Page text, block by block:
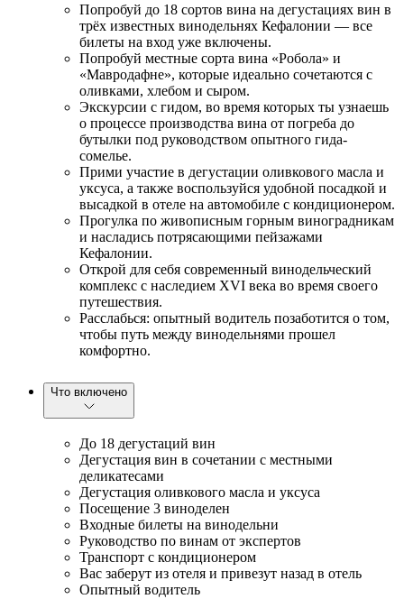
Попробуй до 18 сортов вина на дегустациях вин в
трёх известных винодельнях Кефалонии — все
билеты на вход уже включены.
Попробуй местные сорта вина «Робола» и
«Мавродафне», которые идеально сочетаются с
оливками, хлебом и сыром.
Экскурсии с гидом, во время которых ты узнаешь
о процессе производства вина от погреба до
бутылки под руководством опытного гида-
сомелье.
Прими участие в дегустации оливкового масла и
уксуса, а также воспользуйся удобной посадкой и
высадкой в отеле на автомобиле с кондиционером.
Прогулка по живописным горным виноградникам
и насладись потрясающими пейзажами
Кефалонии.
Открой для себя современный винодельческий
комплекс с наследием XVI века во время своего
путешествия.
Расслабься: опытный водитель позаботится о том,
чтобы путь между винодельнями прошел
комфортно.
Что включено
До 18 дегустаций вин
Дегустация вин в сочетании с местными
деликатесами
Дегустация оливкового масла и уксуса
Посещение 3 виноделен
Входные билеты на винодельни
Руководство по винам от экспертов
Транспорт с кондиционером
Вас заберут из отеля и привезут назад в отель
Опытный водитель